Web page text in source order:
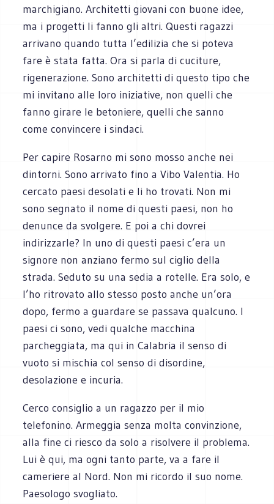
marchigiano. Architetti giovani con buone idee,
ma i progetti li fanno gli altri. Questi ragazzi
arrivano quando tutta l’edilizia che si poteva
fare è stata fatta. Ora si parla di cuciture,
rigenerazione. Sono architetti di questo tipo che
mi invitano alle loro iniziative, non quelli che
fanno girare le betoniere, quelli che sanno
come convincere i sindaci.
Per capire Rosarno mi sono mosso anche nei
dintorni. Sono arrivato fino a Vibo Valentia. Ho
cercato paesi desolati e li ho trovati. Non mi
sono segnato il nome di questi paesi, non ho
denunce da svolgere. E poi a chi dovrei
indirizzarle? In uno di questi paesi c’era un
signore non anziano fermo sul ciglio della
strada. Seduto su una sedia a rotelle. Era solo, e
l’ho ritrovato allo stesso posto anche un’ora
dopo, fermo a guardare se passava qualcuno. I
paesi ci sono, vedi qualche macchina
parcheggiata, ma qui in Calabria il senso di
vuoto si mischia col senso di disordine,
desolazione e incuria.
Cerco consiglio a un ragazzo per il mio
telefonino. Armeggia senza molta convinzione,
alla fine ci riesco da solo a risolvere il problema.
Lui è qui, ma ogni tanto parte, va a fare il
cameriere al Nord. Non mi ricordo il suo nome.
Paesologo svogliato.